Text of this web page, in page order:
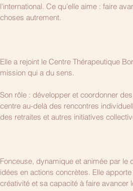
l'international. Ce qu’elle aime : faire
choses autrement.
Elle a rejoint le Centre Thérapeutique
mission qui a du sens.
Son rôle : développer et coordonner
centre au-delà des rencontres
des retraites et autres initiatives
Fonceuse, dynamique et animée par
idées en actions concrètes. Elle
créativité et sa capacité à faire